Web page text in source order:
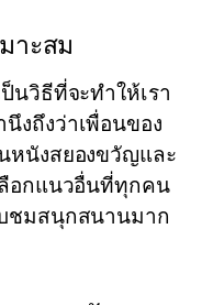
าะสม
นวิธีที่จะทำให้เรา
งถึงว่าเพื่อนของ
หนังสยองขวัญและ
อกแนวอื่นที่ทุกคน
ชมสนุกสนานมาก